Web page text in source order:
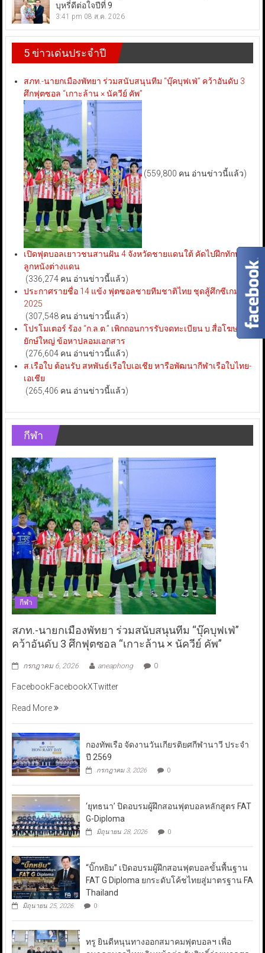
บุหรี่ดีต่อใจปีที่ 9
3:41 pm 08 ส.ค. 2026
5 ข่าวเด่นประจำปี
สภท.-นายกเมืองพัทยา ร่วมสนับสนุนทีม “บุ๊คบุฟเฟ่” คว้าอันดับ 3
ศึกฟุตซอล “เกาะล้าน × นัควีย์ คัพ”
(559,800 คน อ่านข่าวนี้แล้ว)
เปิดฟุตบอลเยาวชนสานฝัน 4 จังหวัดชายแดนใต้ คัดไปฝึกทักษะ
ลูกหนังต่างแดน
(336,274 คน อ่านข่าวนี้แล้ว)
ประกาศรายชื่อ 14 แข้ง ฟุตซอลชายทีมชาติไทย ชุดสู้ศึกซีเกมส์
2025
(307,548 คน อ่านข่าวนี้แล้ว)
โปรโมเตอร์ ร้อง “ก.ล.ต.” เพิกถอนการรับจดทะเบียน บ.สื่อโฆษณา
ยักษ์ใหญ่ ข้อหาปลอมเอกสาร
(276,604 คน อ่านข่าวนี้แล้ว)
ส.เรือใบ ต้อนรับ สหพันธ์เรือใบเอเชีย หารือพัฒนากีฬาเรือใบไทย-
เอเชีย
(265,406 คน อ่านข่าวนี้แล้ว)
กีฬา
กีฬา
สภท.-นายกเมืองพัทยา ร่วมสนับสนุนทีม “บุ๊คบุฟเฟ่”
คว้าอันดับ 3 ศึกฟุตซอล “เกาะล้าน × นัควีย์ คัพ”
กรกฎาคม 6, 2026 aneaphong 0
FacebookFacebookXTwitter
Read More
กองทัพเรือ จัดงานวันเกียรติยศกีฬานาวี ประจำ
ปี 2569
กรกฎาคม 3, 2026 0
‘ยุทธนา’ ปิดอบรมผู้ฝึกสอนฟุตบอลหลักสูตร FAT
G-Diploma
มิถุนายน 28, 2026 0
“บิ๊กหยิม” เปิดอบรมผู้ฝึกสอนฟุตบอลขั้นพื้นฐาน
FAT G Diploma ยกระดับโค้ชไทยสู่มาตรฐาน FA
Thailand
มิถุนายน 25, 2026 0
ทรู ยินดีหนุนทางออกสมาคมฟุตบอลฯ เพื่อ